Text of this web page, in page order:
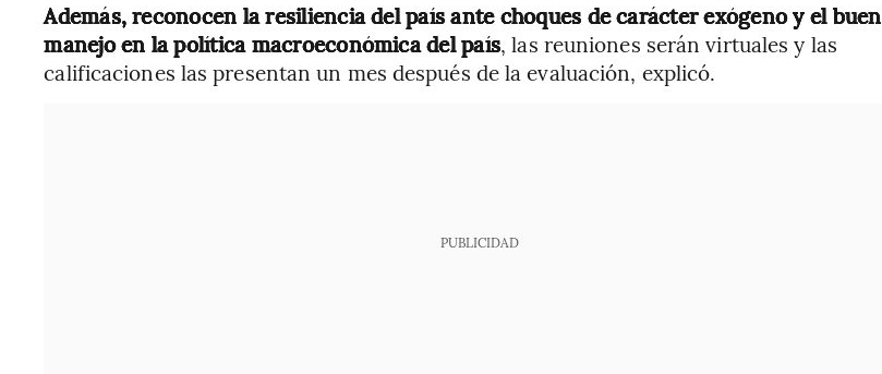
Además, reconocen la resiliencia del país ante choques de carácter exógeno y el buen
manejo en la política macroeconómica del país, las reuniones serán virtuales y las
calificaciones las presentan un mes después de la evaluación, explicó.
PUBLICIDAD